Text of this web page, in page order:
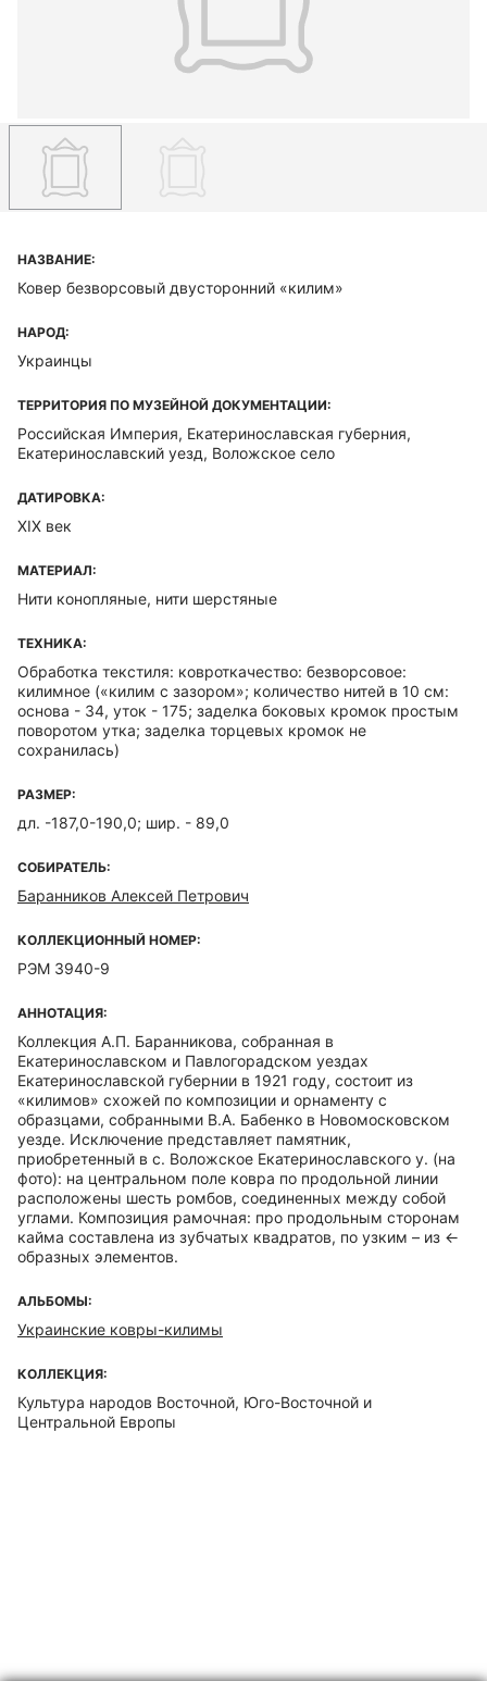
НАЗВАНИЕ:
Ковер безворсовый двусторонний «килим»
НАРОД:
Украинцы
ТЕРРИТОРИЯ ПО МУЗЕЙНОЙ ДОКУМЕНТАЦИИ:
Российская Империя, Екатеринославская губерния,
Екатеринославский уезд, Воложское село
ДАТИРОВКА:
XIX век
МАТЕРИАЛ:
Нити конопляные, нити шерстяные
ТЕХНИКА:
Обработка текстиля: ковроткачество: безворсовое:
килимное («килим с зазором»; количество нитей в 10 см:
основа - 34, уток - 175; заделка боковых кромок простым
поворотом утка; заделка торцевых кромок не
сохранилась)
РАЗМЕР:
дл. -187,0-190,0; шир. - 89,0
СОБИРАТЕЛЬ:
Баранников Алексей Петрович
КОЛЛЕКЦИОННЫЙ НОМЕР:
РЭМ 3940-9
АННОТАЦИЯ:
Коллекция А.П. Баранникова, собранная в
Екатеринославском и Павлогорадском уездах
Екатеринославской губернии в 1921 году, состоит из
«килимов» схожей по композиции и орнаменту с
образцами, собранными В.А. Бабенко в Новомосковском
уезде. Исключение представляет памятник,
приобретенный в с. Воложское Екатеринославского у. (на
фото): на центральном поле ковра по продольной линии
расположены шесть ромбов, соединенных между собой
углами. Композиция рамочная: про продольным сторонам
кайма составлена из зубчатых квадратов, по узким – из <-
образных элементов.
АЛЬБОМЫ:
Украинские ковры-килимы
КОЛЛЕКЦИЯ:
Культура народов Восточной, Юго-Восточной и
Центральной Европы